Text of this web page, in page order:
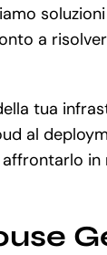
a
tua
al